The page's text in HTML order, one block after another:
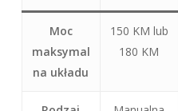
Moc
maksymal
na układu
150 KM lub
180 KM